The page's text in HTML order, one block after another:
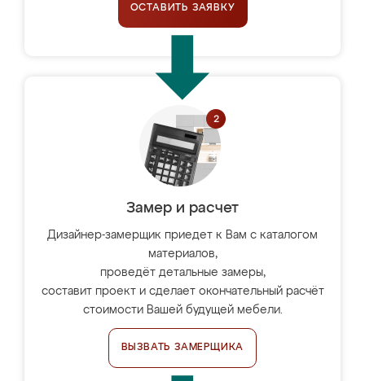
ОСТАВИТЬ ЗАЯВКУ
Замер и расчет
Дизайнер-замерщик приедет к Вам с каталогом
материалов,
проведёт детальные замеры,
составит проект и сделает окончательный расчёт
стоимости Вашей будущей мебели.
ВЫЗВАТЬ ЗАМЕРЩИКА